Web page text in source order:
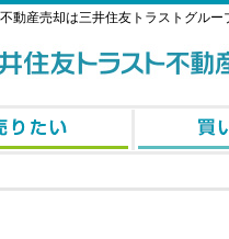
動産売却は三井住友トラストグルー